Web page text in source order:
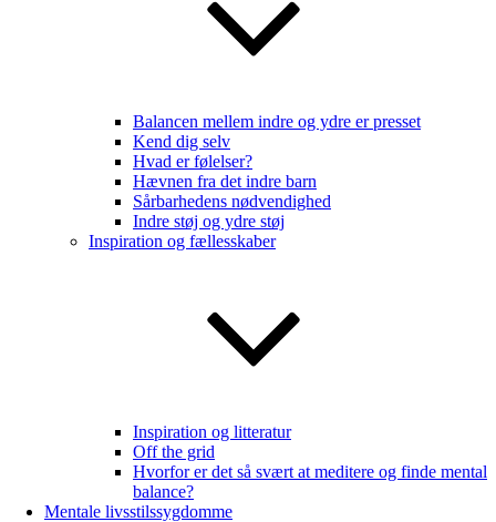
Balancen mellem indre og ydre er presset
Kend dig selv
Hvad er følelser?
Hævnen fra det indre barn
Sårbarhedens nødvendighed
Indre støj og ydre støj
Inspiration og fællesskaber
Inspiration og litteratur
Off the grid
Hvorfor er det så svært at meditere og finde mental
balance?
Mentale livsstilssygdomme